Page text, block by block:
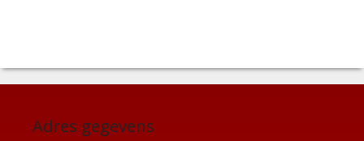
Adres gegevens